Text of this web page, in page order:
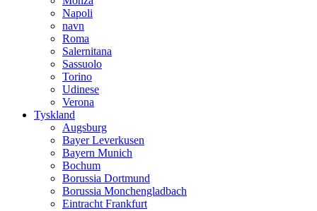
Napoli
navn
Roma
Salernitana
Sassuolo
Torino
Udinese
Verona
Tyskland
Augsburg
Bayer Leverkusen
Bayern Munich
Bochum
Borussia Dortmund
Borussia Monchengladbach
Eintracht Frankfurt